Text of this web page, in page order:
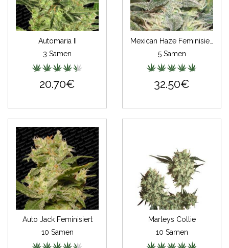
Automaria II
3 Samen
20.70€
5 Samen
32.50€
Auto Jack Feminisiert
10 Samen
Marleys Collie
10 Samen